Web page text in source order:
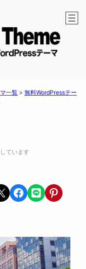
一覧 > 無料WordPressテー
ています
X Share on Facebook
Share on LINEShare on